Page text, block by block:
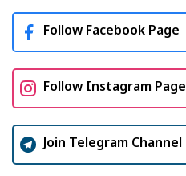
Follow Facebook Page
Follow Instagram Page
Join Telegram Channel